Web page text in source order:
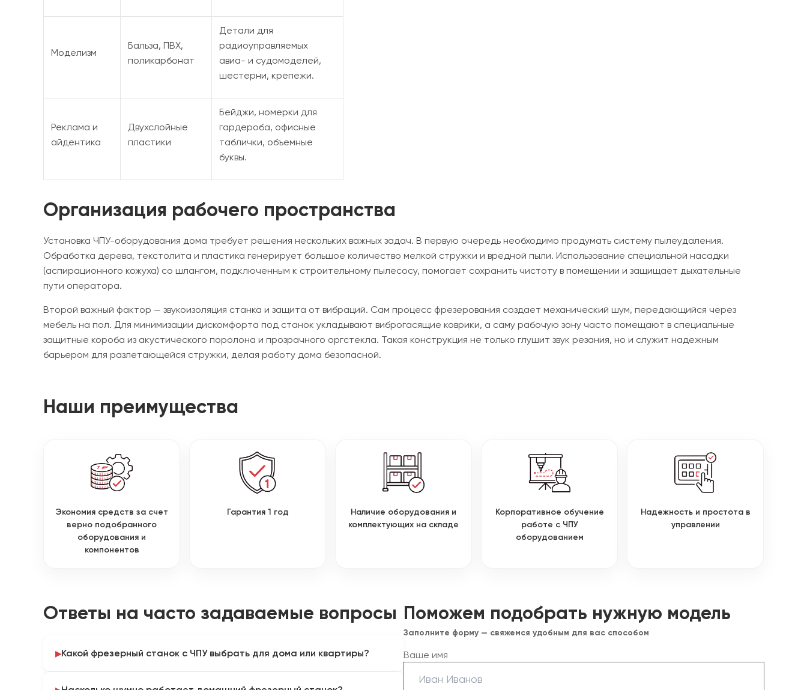
Моделизм
Бальза, ПВХ,
поликарбонат
Детали для
радиоуправляемых
авиа- и судомоделей,
шестерни, крепежи.
Реклама и
айдентика
Двухслойные
пластики
Бейджи, номерки для
гардероба, офисные
таблички, объемные
буквы.
Организация рабочего пространства
Установка ЧПУ-оборудования дома требует решения нескольких важных задач. В первую очередь необходимо продумать систему пылеудаления.
Обработка дерева, текстолита и пластика генерирует большое количество мелкой стружки и вредной пыли. Использование специальной насадки
(аспирационного кожуха) со шлангом, подключенным к строительному пылесосу, помогает сохранить чистоту в помещении и защищает дыхательные
пути оператора.
Второй важный фактор — звукоизоляция станка и защита от вибраций. Сам процесс фрезерования создает механический шум, передающийся через
мебель на пол. Для минимизации дискомфорта под станок укладывают виброгасящие коврики, а саму рабочую зону часто помещают в специальные
защитные короба из акустического поролона и прозрачного оргстекла. Такая конструкция не только глушит звук резания, но и служит надежным
барьером для разлетающейся стружки, делая работу дома безопасной.
Наши преимущества
Экономия средств за счет
верно подобранного
оборудования и
компонентов
Гарантия 1 год
Наличие оборудования и
комплектующих на складе
Корпоративное обучение
работе с ЧПУ
оборудованием
Надежность и простота в
управлении
Ответы на часто задаваемые вопросы
Какой фрезерный станок с ЧПУ выбрать для дома или квартиры?
Поможем подобрать нужную модель
Заполните форму — свяжемся удобным для вас способом
Ваше имя